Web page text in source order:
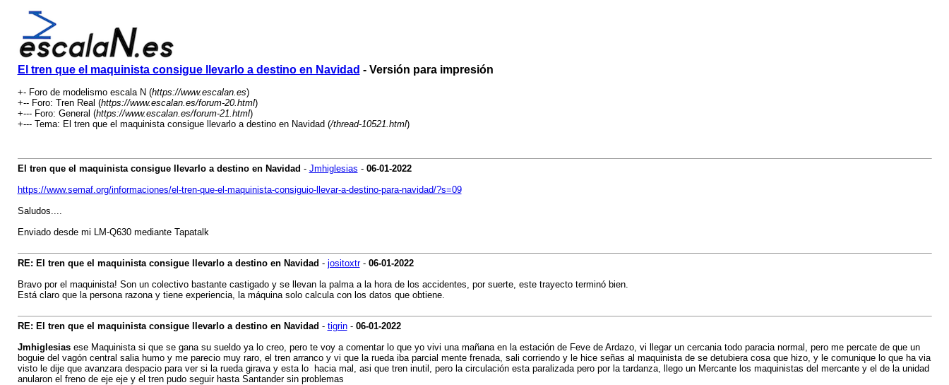
El tren que el maquinista consigue llevarlo a destino en Navidad - Versión para impresión
+- Foro de modelismo escala N (https://www.escalan.es)
+-- Foro: Tren Real (https://www.escalan.es/forum-20.html)
+--- Foro: General (https://www.escalan.es/forum-21.html)
+--- Tema: El tren que el maquinista consigue llevarlo a destino en Navidad (/thread-10521.html)
El tren que el maquinista consigue llevarlo a destino en Navidad - Jmhiglesias - 06-01-2022
https://www.semaf.org/informaciones/el-tren-que-el-maquinista-consiguio-llevar-a-destino-para-navidad/?s=09
Saludos....
Enviado desde mi LM-Q630 mediante Tapatalk
RE: El tren que el maquinista consigue llevarlo a destino en Navidad - jositoxtr- 06-01-2022
Bravo por el maquinista! Son un colectivo bastante castigado y se llevan la palma a la hora de los accidentes, por suerte, este trayecto terminó bien.
Está claro que la persona razona y tiene experiencia, la máquina solo calcula con los datos que obtiene.
RE: El tren que el maquinista consigue llevarlo a destino en Navidad - tigrin- 06-01-2022
Jmhiglesiasese Maquinista si que se gana su sueldo ya lo creo, pero te voy a comentar lo que yo vivi una mañana en la estación de Feve de Ardazo, vi llegar un cercania todo paracia normal, pero me percate de que un
boguie del vagón central salia humo y me parecio muy raro, el tren arranco y vi que la rueda iba parcial mente frenada, sali corriendo y le hice señas al maquinista de se detubiera cosa que hizo, y le comunique lo que ha via
visto le dije que avanzara despacio para ver si la rueda girava y esta lo hacia mal, asi que tren inutil, pero la circulación esta paralizada pero por la tardanza, llego un Mercante los maquinistas del mercante y el de la unidad
anularon el freno de eje eje y el tren pudo seguir hasta Santander sin problemas